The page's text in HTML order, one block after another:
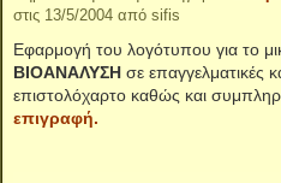
στις 13/5/2004 από sifis
Εφαρμογή του λογότυπου για το
ΒΙΟΑΝΑΛΥΣΗ σε επαγγελματικές
επιστολόχαρτο καθώς και
επιγραφή.